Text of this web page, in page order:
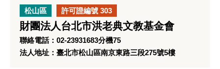
松山區 許可證編號 303
財團法人台北市洪老典文教基金會
聯絡電話：02-23931683分機75
法人地址：臺北市松山區南京東路三段275號5樓